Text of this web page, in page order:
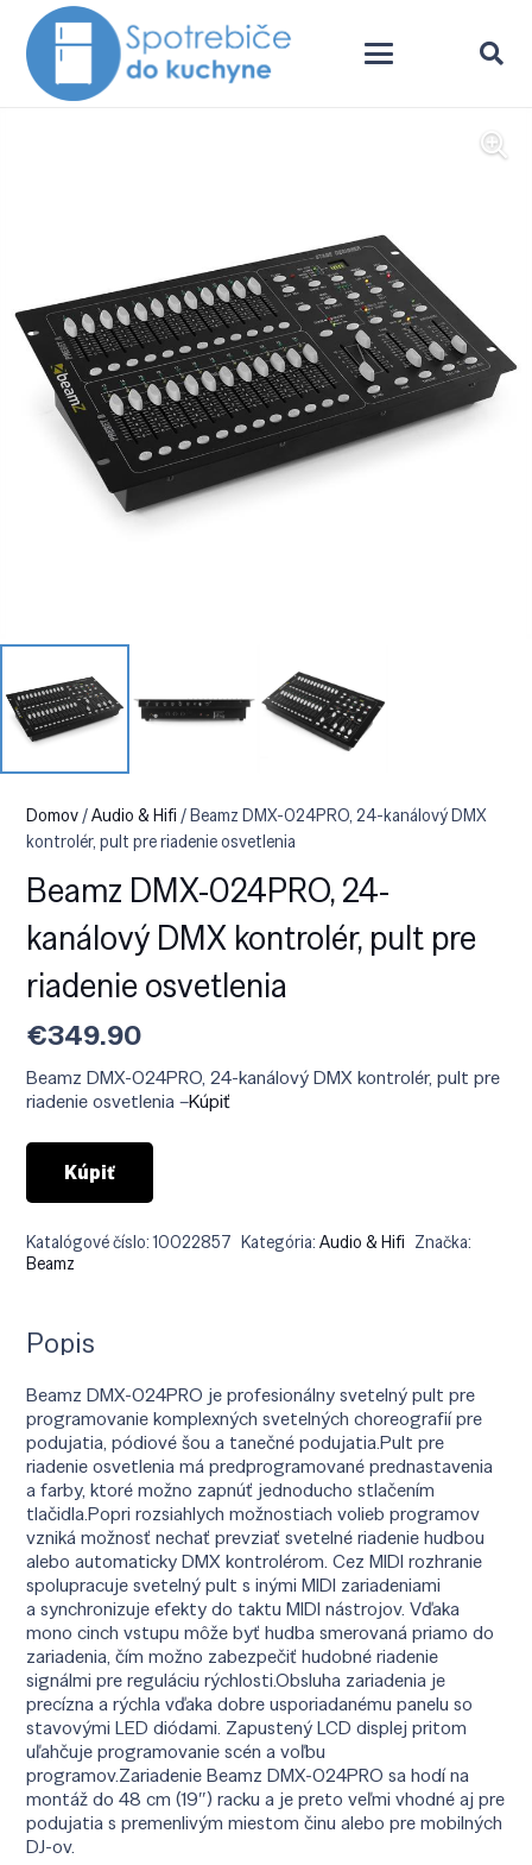
Domov/Audio & Hifi / Beamz DMX-024PRO, 24-kanálový DMX
kontrolér, pult pre riadenie osvetlenia
Beamz DMX-024PRO, 24-
kanálový DMX kontrolér, pult pre
riadenie osvetlenia
€349.90
Beamz DMX-024PRO, 24-kanálový DMX kontrolér, pult pre
riadenie osvetlenia –Kúpiť
Kúpiť
Katalógové číslo:10022857 Kategória:Audio & Hifi Značka:
Beamz
Popis
Beamz DMX-024PRO je profesionálny svetelný pult pre
programovanie komplexných svetelných choreografií pre
podujatia, pódiové šou a tanečné podujatia.Pult pre
riadenie osvetlenia má predprogramované prednastavenia
a farby, ktoré možno zapnúť jednoducho stlačením
tlačidla.Popri rozsiahlych možnostiach volieb programov
vzniká možnosť nechať prevziať svetelné riadenie hudbou
alebo automaticky DMX kontrolérom. Cez MIDI rozhranie
spolupracuje svetelný pult s inými MIDI zariadeniami
a synchronizuje efekty do taktu MIDI nástrojov. Vďaka
mono cinch vstupu môže byť hudba smerovaná priamo do
zariadenia, čím možno zabezpečiť hudobné riadenie
signálmi pre reguláciu rýchlosti.Obsluha zariadenia je
precízna a rýchla vďaka dobre usporiadanému panelu so
stavovými LED diódami. Zapustený LCD displej pritom
uľahčuje programovanie scén a voľbu
programov.Zariadenie Beamz DMX-024PRO sa hodí na
montáž do 48 cm (19″) racku a je preto veľmi vhodné aj pre
podujatia s premenlivým miestom činu alebo pre mobilných
DJ-ov.